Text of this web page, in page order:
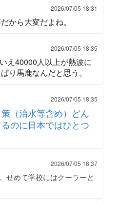
2026/07/05 18:31
から大変だよね。
2026/07/05 18:35
え40000人以上が熱波に
り馬鹿なんだと思う。
2026/07/05 18:35
（治水等含め）どん
のに日本ではひとつ
2026/07/05 18:37
せめて学校にはクーラーと